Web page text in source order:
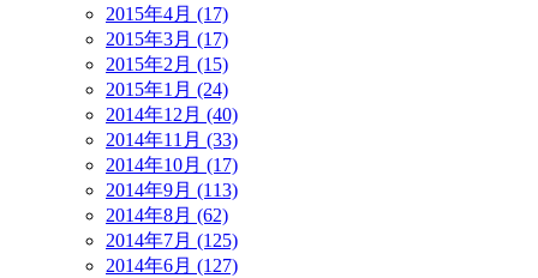
2015年4月 (17)
2015年3月 (17)
2015年2月 (15)
2015年1月 (24)
2014年12月 (40)
2014年11月 (33)
2014年10月 (17)
2014年9月 (113)
2014年8月 (62)
2014年7月 (125)
2014年6月 (127)